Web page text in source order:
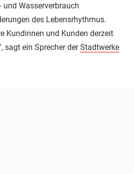
Wasserverbrauch
des Lebensrhythmus.
Kundinnen und Kunden derzeit
sagt ein Sprecher derStadtwerke